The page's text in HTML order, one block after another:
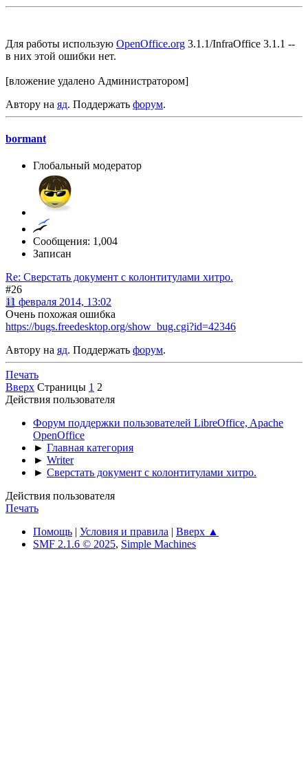
Для работы использую OpenOffice.org 3.1.1/InfraOffice 3.1.1 --
в них этой ошибки нет.
[вложение удалено Администратором]
Автору на яд. Поддержать форум.
bormant
Глобальный модератор
Сообщения: 1,004
Записан
Re: Сверстать документ с колонтитулами хитро.
#26
11 февраля 2014, 13:02
Очень похожая ошибка
https://bugs.freedesktop.org/show_bug.cgi?id=42346
Автору на яд. Поддержать форум.
Печать
Вверх Страницы 1 2
Действия пользователя
Форум поддержки пользователей LibreOffice, Apache
OpenOffice
► Главная категория
► Writer
► Сверстать документ с колонтитулами хитро.
Действия пользователя
Печать
Помощь | Условия и правила | Вверх ▲
SMF 2.1.6 © 2025, Simple Machines